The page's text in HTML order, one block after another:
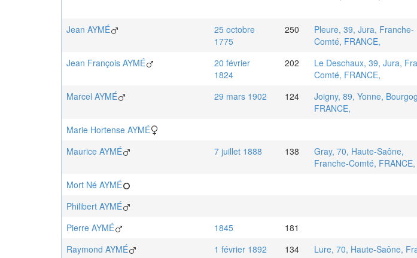
Jean AYMÉ
25 octobre
1775
250
Pleure, 39, Jura, Franche-
Comté, FRANCE,
Jean François AYMÉ
20 février
1824
202
Le Deschaux, 39, Jura,
Comté, FRANCE,
Marcel AYMÉ 29 mars 1902 124
Joigny, 89, Yonne,
FRANCE,
Marie Hortense AYMÉ
Maurice AYMÉ 7 juillet 1888 138
Gray, 70, Haute-Saône,
Franche-Comté, FRANCE,
Mort Né AYMÉ
Philibert AYMÉ
Pierre AYMÉ 1845 181
Raymond AYMÉ 1 février 1892 134
Lure, 70, Haute-Saône,